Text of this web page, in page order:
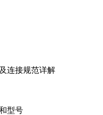
连接规范详解
型号